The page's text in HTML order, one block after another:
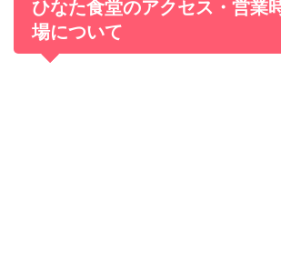
ひなた食堂のアクセス・営業
場について